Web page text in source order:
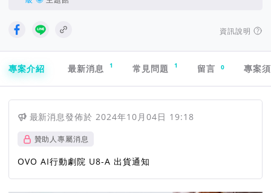
資訊說明
專案介紹
最新消息 1 常見問題 1 留言 0 專案
最新消息發佈於2024年10月04日 19:18
贊助人專屬消息
OVO AI行動劇院 U8-A 出貨通知